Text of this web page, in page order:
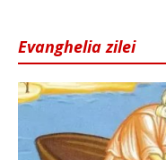
Evanghelia zilei